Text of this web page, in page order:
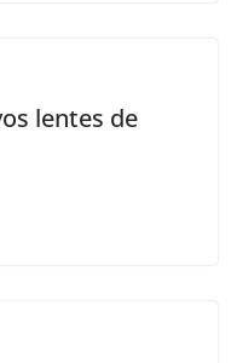
lentes de